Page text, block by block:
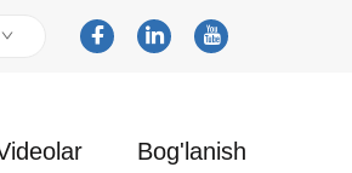
Bog'lanish